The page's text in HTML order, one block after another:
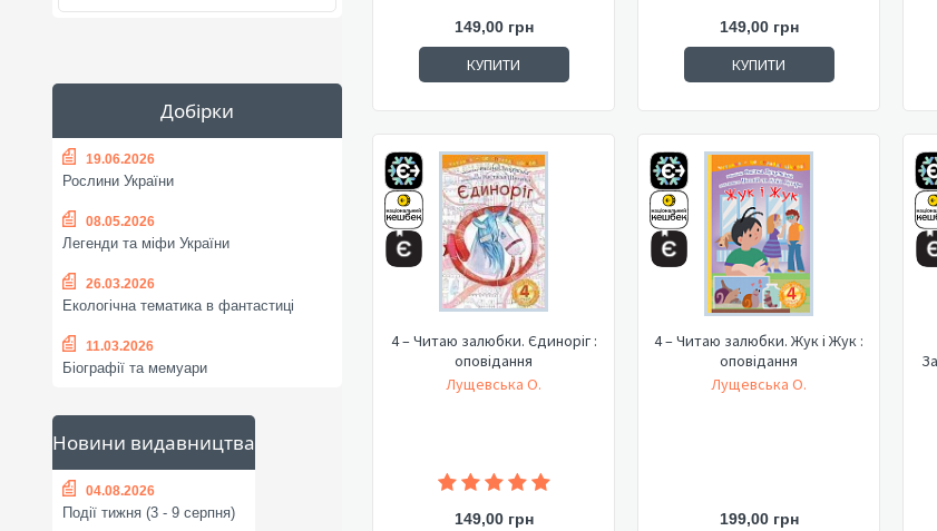
Добірки
19.06.2026
Рослини України
08.05.2026
Легенди та міфи України
26.03.2026
Екологічна тематика в фантастиці
11.03.2026
Біографії та мемуари
Новини видавництва
04.08.2026
Події тижня (3 - 9 серпня)
149,00 грн
КУПИТИ
149,00 грн
КУПИТИ
4 – Читаю залюбки. Єдиноріг :
оповідання
Лущевська О.
149,00 грн
4 – Читаю залюбки. Жук і Жук :
оповідання
Лущевська О.
199,00 грн